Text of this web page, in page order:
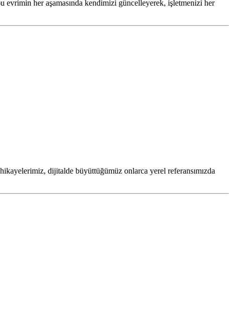
her aşamasında kendimizi güncelleyerek, işletmenizi her
dijitalde büyüttüğümüz onlarca yerel referansımızda